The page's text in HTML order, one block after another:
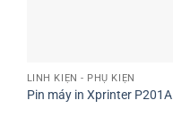
LINH KIỆN - PHỤ KIỆN
Pin máy in Xprinter P201A